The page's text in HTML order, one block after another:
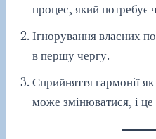
процес, який потребує
Ігнорування власних
в першу чергу.
Сприйняття гармонії
може змінюватися, і